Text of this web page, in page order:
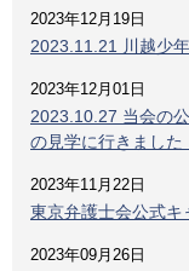
2023年12月19日
2023.11.21 川越少
2023年12月01日
2023.10.27 当会の
の見学に行きました
2023年11月22日
東京弁護士会公式キ
2023年09月26日